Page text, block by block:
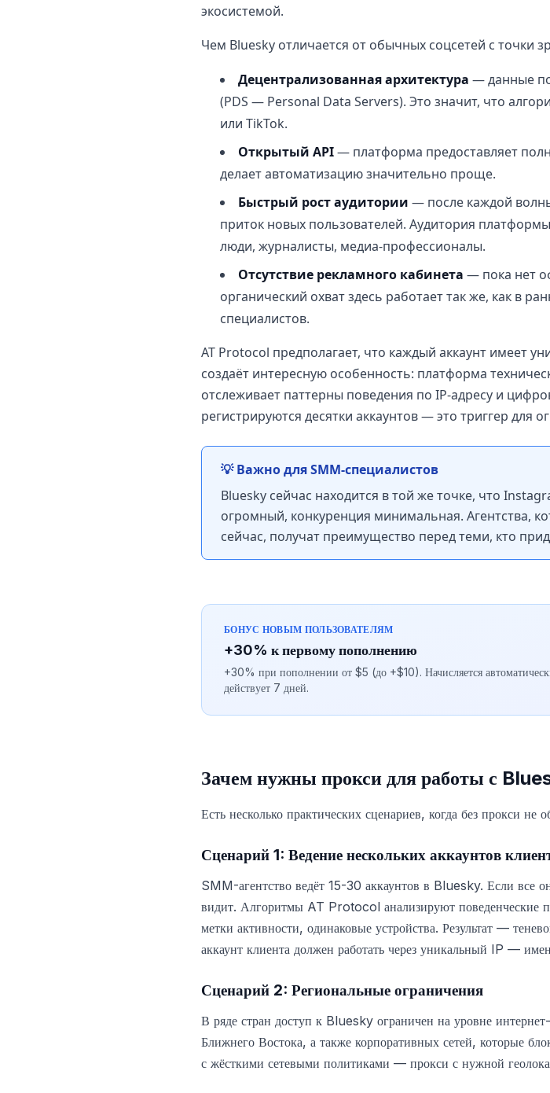
экосистемой.
Чем Bluesky отличается от обычных соцсетей с точки
Децентрализованная архитектура — данные
(PDS — Personal Data Servers). Это значит, что
или TikTok.
Открытый API— платформа предоставляет
делает автоматизацию значительно проще.
Быстрый рост аудитории — после каждой
приток новых пользователей. Аудитория
люди, журналисты, медиа-профессионалы.
Отсутствие рекламного кабинета — пока нет
органический охват здесь работает так же, как в
специалистов.
AT Protocol предполагает, что каждый аккаунт имеет
создаёт интересную особенность: платформа
отслеживает паттерны поведения по IP-адресу и
регистрируются десятки аккаунтов — это триггер для
💡 Важно для SMM-специалистов
Bluesky сейчас находится в той же точке, что
огромный, конкуренция минимальная. Агентства,
сейчас, получат преимущество перед теми, кто
БОНУС НОВЫМ ПОЛЬЗОВАТЕЛЯМ
+30% к первому пополнению
+30% при пополнении от $5 (до +$10). Начисляется
действует 7 дней.
Зачем нужны прокси для работы с
Есть несколько практических сценариев, когда без прокси не
Сценарий 1: Ведение нескольких аккаунтов
SMM-агентство ведёт 15-30 аккаунтов в Bluesky. Если все
видит. Алгоритмы AT Protocol анализируют поведенческие
метки активности, одинаковые устройства. Результат —
аккаунт клиента должен работать через уникальный IP —
Сценарий 2: Региональные ограничения
В ряде стран доступ к Bluesky ограничен на уровне
Ближнего Востока, а также корпоративных сетей, которые
с жёсткими сетевыми политиками — прокси с нужной